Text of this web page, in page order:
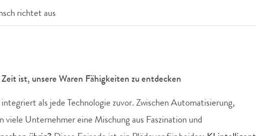
richtet aus
ist, unsere Waren Fähigkeiten zu entdecken
als jede Technologie zuvor. Zwischen Automatisierung,
Unternehmer eine Mischung aus Faszination und